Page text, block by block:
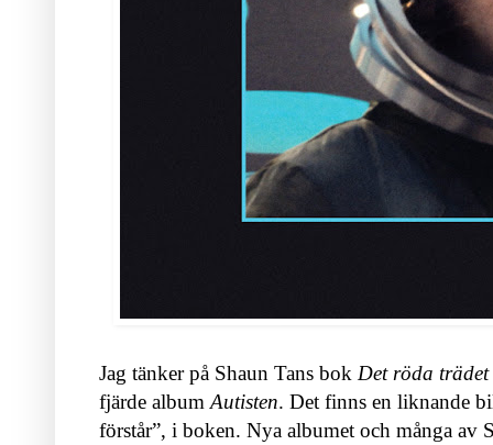
Jag tänker på Shaun Tans bok Det röda trädet
fjärde albumAutisten. Det finns en liknande
förstår”, i boken. Nya albumet och många av